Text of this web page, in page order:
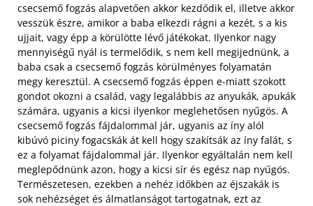
csecsemő fogzás alapvetően akkor kezdődik el, illetve akkor
vesszük észre, amikor a baba elkezdi rágni a kezét, s a kis
ujjait, vagy épp a körülötte lévő játékokat. Ilyenkor nagy
mennyiségű nyál is termelődik, s nem kell megijednünk, a
baba csak a csecsemő fogzás körülményes folyamatán
megy keresztül. A csecsemő fogzás éppen e-miatt szokott
gondot okozni a család, vagy legalábbis az anyukák, apukák
számára, ugyanis a kicsi ilyenkor meglehetősen nyűgös. A
csecsemő fogzás fájdalommal jár, ugyanis az íny alól
kibúvó piciny fogacskák át kell hogy szakítsák az íny falát, s
ez a folyamat fájdalommal jár. Ilyenkor egyáltalán nem kell
meglepődnünk azon, hogy a kicsi sír és egész nap nyűgös.
Természetesen, ezekben a nehéz időkben az éjszakák is
sok nehézséget és álmatlanságot tartogatnak, ezt az